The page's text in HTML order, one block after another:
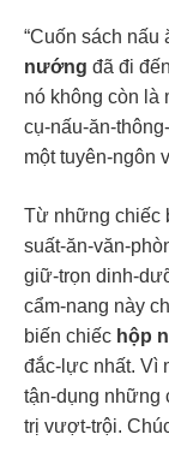
“Cuốn sách nấu
nướng đã đi
nó không còn là
cụ-nấu-ăn-
một tuyên-ngôn
Từ những chiếc
suất-ăn-văn-
giữ-trọn dinh-
cẩm-nang này
biến chiếc hộp
đắc-lực nhất. Vì
tận-dụng những
trị vượt-trội.